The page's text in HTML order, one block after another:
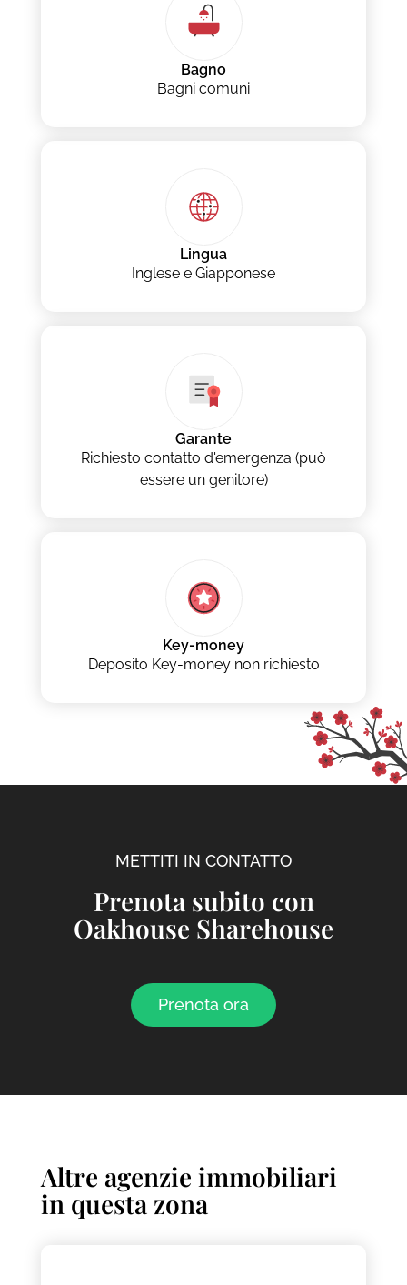
Bagno
Bagni comuni
Lingua
Inglese e Giapponese
Garante
Richiesto contatto d'emergenza (può
essere un genitore)
Key-money
Deposito Key-money non richiesto
METTITI IN CONTATTO
Prenota subito con
Oakhouse Sharehouse
Prenota ora
Altre agenzie immobiliari
in questa zona